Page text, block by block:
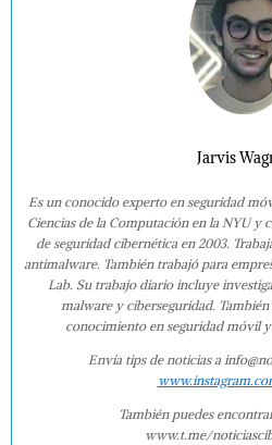
Jarvis
Es un conocido experto en seguridad
Ciencias de la Computación en la NYU y
de seguridad cibernética en 2003.
antimalware. También trabajó para
Lab. Su trabajo diario incluye
malware y ciberseguridad.
conocimiento en seguridad móvil
Envía tips de noticias a
También puedes
www.t.me/